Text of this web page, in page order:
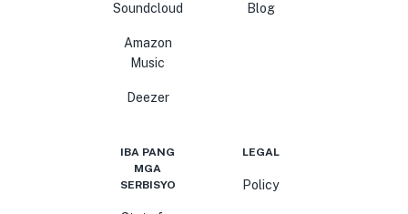
Soundcloud
Amazon
Music
Deezer
Blog
IBA PANG
MGA
SERBISYO
LEGAL
Policy